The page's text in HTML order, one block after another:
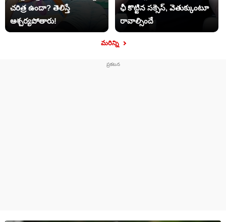
చరిత్ర ఉందా? తెలిస్తే
ఆశ్చర్యపోతారు!
ఛీ కొట్టిన సక్సెస్, వెతుక్కుంటూ
రావాల్సిందే
మరిన్ని